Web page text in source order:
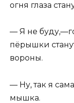
огня гла­за
— Я не
пё­рышки
вороны.
— Ну, так я
мышка.